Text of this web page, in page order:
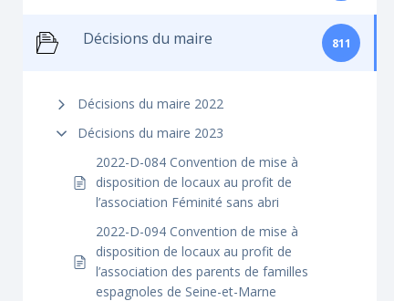
Décisions du maire 811
Décisions du maire 2022
Décisions du maire 2023
2022-D-084 Convention de mise à
disposition de locaux au profit de
l’association Féminité sans abri
2022-D-094 Convention de mise à
disposition de locaux au profit de
l’association des parents de familles
espagnoles de Seine-et-Marne